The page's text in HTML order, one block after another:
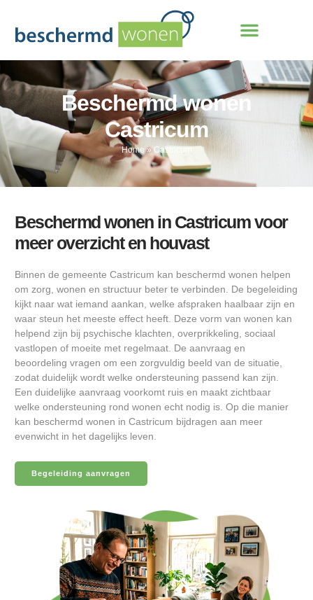
Beschermd wonen
Castricum
Home» Castricum
Beschermd wonen in Castricum voor
meer overzicht en houvast
Binnen de gemeente Castricum kan beschermd wonen helpen
om zorg, wonen en structuur beter te verbinden. De begeleiding
kijkt naar wat iemand aankan, welke afspraken haalbaar zijn en
waar steun het meeste effect heeft. Deze vorm van wonen kan
helpend zijn bij psychische klachten, overprikkeling, sociaal
vastlopen of moeite met regelmaat. De aanvraag en
beoordeling vragen om een zorgvuldig beeld van de situatie,
zodat duidelijk wordt welke ondersteuning passend kan zijn.
Een duidelijke aanvraag voorkomt ruis en maakt zichtbaar
welke ondersteuning rond wonen echt nodig is. Op die manier
kan beschermd wonen in Castricum bijdragen aan meer
evenwicht in het dagelijks leven.
Begeleiding aanvragen